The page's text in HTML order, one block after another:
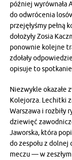
później wyrównała
do odwrócenia
przejęłyśmy pełną
dołożyły Zosia
ponownie kolejne
zdołały
opisuje to
Niezwykle okazałe
Kolejorza. Lechitki
Warszawa i rozbiły
dziewięć
Jaworska, która
do zespołu z
meczu — w